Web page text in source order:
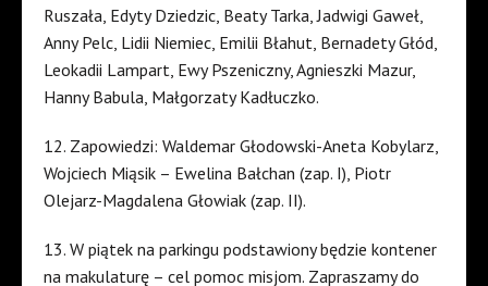
Ruszała, Edyty Dziedzic, Beaty Tarka, Jadwigi Gaweł,
Anny Pelc, Lidii Niemiec, Emilii Błahut, Bernadety Głód,
Leokadii Lampart, Ewy Pszeniczny, Agnieszki Mazur,
Hanny Babula, Małgorzaty Kadłuczko.
12. Zapowiedzi: Waldemar Głodowski-Aneta Kobylarz,
Wojciech Miąsik – Ewelina Bałchan (zap. I), Piotr
Olejarz-Magdalena Głowiak (zap. II).
13. W piątek na parkingu podstawiony będzie kontener
na makulaturę – cel pomoc misjom. Zapraszamy do